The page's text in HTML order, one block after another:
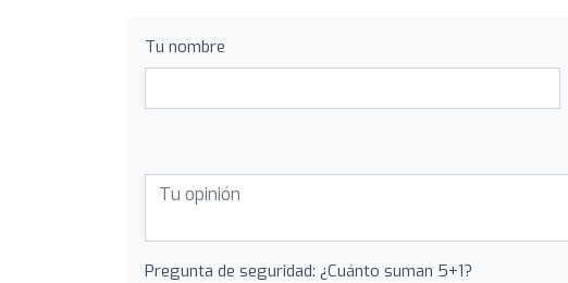
Tu nombre
Pregunta de seguridad: ¿Cuánto suman 5+1?